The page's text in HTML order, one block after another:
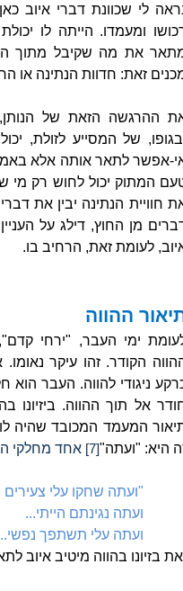
לי שכוונת דברי איוב
ומעמדו. הייתה לו
את מה שקיבל מתוך
זאת: חדוות הנתינה או
ההרגשה הזאת של
של המסייע לזולת,
אפשר לתאר אותה אלא
המתוק יכול לחוש רק מי
חוויית הנתינה יבין את
מן החוץ, דילג על
לעומת זאת, הרחיב בו.
ההווה
ימי העבר, "ירחי
הקודר. זהו עיקר
ניגודי להווה. העבר
אל תוך ההווה. ביזיונו
המעמד המכובד שהיה
היא: "ועתה"[7] אחד מחלקי
"ועתה שחקו עלי צעירים
ועתה נגינתם הייתי...
ועתה עלי תשתפך
בזיונו בהווה מיטיב איוב